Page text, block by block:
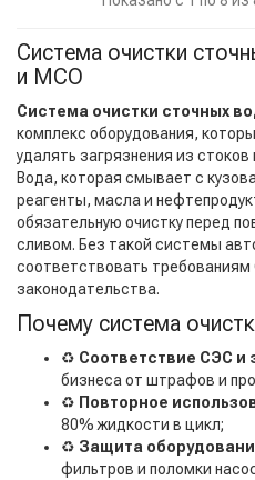
Система очистки
и МСО
Система очистки сточных
комплекс оборудования,
удалять загрязнения из
Вода, которая смывает с
реагенты, масла и
обязательную очистку перед
сливом. Без такой системы
соответствовать
законодательства.
Почему система
♻️ Соответствие СЭС и
бизнеса от штрафов и
♻️ Повторное
80% жидкости в цикл;
♻️ Защита
фильтров и поломки